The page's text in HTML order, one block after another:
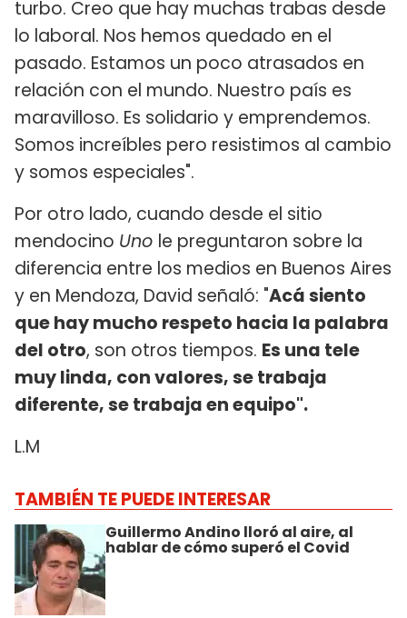
turbo. Creo que hay muchas trabas desde
lo laboral. Nos hemos quedado en el
pasado. Estamos un poco atrasados en
relación con el mundo. Nuestro país es
maravilloso. Es solidario y emprendemos.
Somos increíbles pero resistimos al cambio
y somos especiales".
Por otro lado, cuando desde el sitio
mendocino Uno le preguntaron sobre la
diferencia entre los medios en Buenos Aires
y en Mendoza, David señaló: "Acá siento
que hay mucho respeto hacia la palabra
del otro, son otros tiempos. Es una tele
muy linda, con valores, se trabaja
diferente, se trabaja en equipo".
L.M
TAMBIÉN TE PUEDE INTERESAR
Guillermo Andino lloró al aire, al
hablar de cómo superó el Covid